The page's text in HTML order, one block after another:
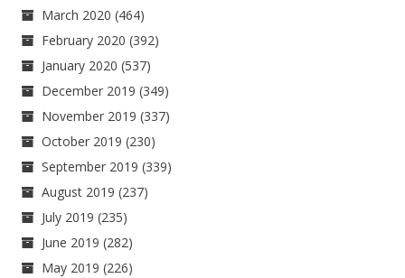
March 2020 (464)
February 2020 (392)
January 2020 (537)
December 2019 (349)
November 2019 (337)
October 2019 (230)
September 2019 (339)
August 2019 (237)
July 2019 (235)
June 2019 (282)
May 2019 (226)